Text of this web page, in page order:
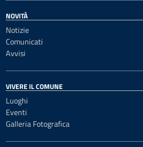
NOVITÀ
Notizie
Comunicati
Avvisi
VIVERE IL COMUNE
Luoghi
Eventi
Galleria Fotografica